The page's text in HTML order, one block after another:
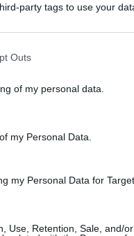
party tags to use your
Outs
of my personal data.
my Personal Data.
my Personal Data for
Use, Retention, Sale, and/
un
a rivedere le proprie
poiché le
e